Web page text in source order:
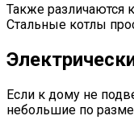
Также различаются
Стальные котлы
Если к дому не
небольшие по